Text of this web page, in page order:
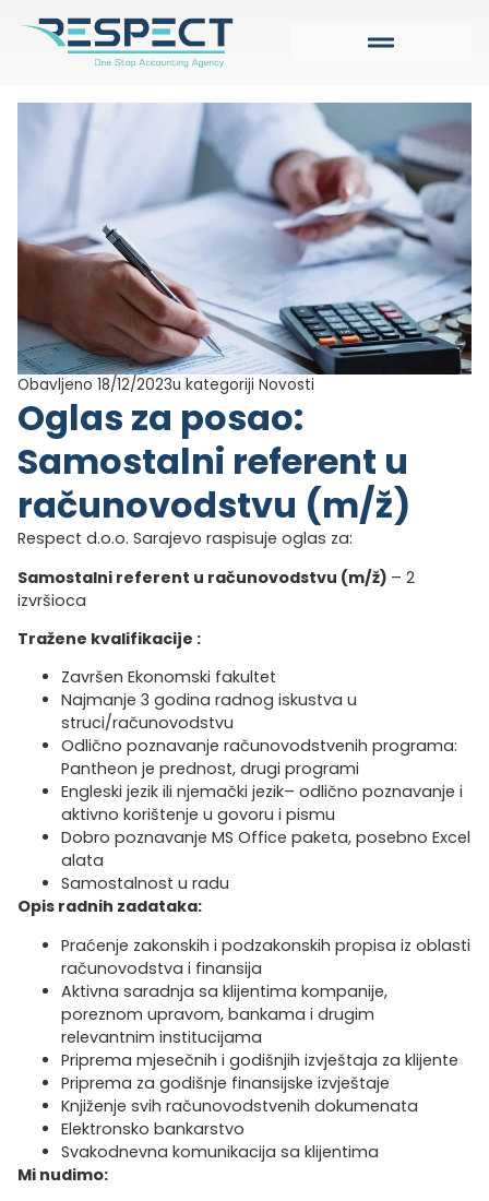
Obavljeno 18/12/2023u kategoriji Novosti
Oglas za posao:
Samostalni referent u
računovodstvu (m/ž)
Respect d.o.o. Sarajevo raspisuje oglas za:
Samostalni referent u računovodstvu (m/ž) – 2
izvršioca
Tražene kvalifikacije :
Završen Ekonomski fakultet
Najmanje 3 godina radnog iskustva u
struci/računovodstvu
Odlično poznavanje računovodstvenih programa:
Pantheon je prednost, drugi programi
Engleski jezik ili njemački jezik– odlično poznavanje i
aktivno korištenje u govoru i pismu
Dobro poznavanje MS Office paketa, posebno Excel
alata
Samostalnost u radu
Opis radnih zadataka:
Praćenje zakonskih i podzakonskih propisa iz oblasti
računovodstva i finansija
Aktivna saradnja sa klijentima kompanije,
poreznom upravom, bankama i drugim
relevantnim institucijama
Priprema mjesečnih i godišnjih izvještaja za klijente
Priprema za godišnje finansijske izvještaje
Knjiženje svih računovodstvenih dokumenata
Elektronsko bankarstvo
Svakodnevna komunikacija sa klijentima
Mi nudimo: